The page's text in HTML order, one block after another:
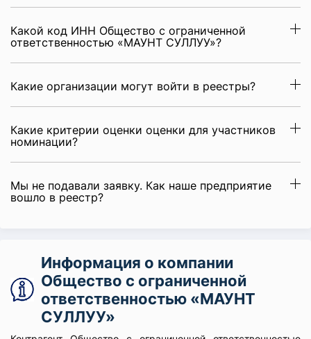
Какой код ИНН Общество с ограниченной
ответственностью «МАУНТ СУЛЛУУ»?
Какие организации могут войти в реестры?
Какие критерии оценки оценки для участников
номинации?
Мы не подавали заявку. Как наше предприятие
вошло в реестр?
Информация о компании
Общество с ограниченной
ответственностью «МАУНТ
СУЛЛУУ»